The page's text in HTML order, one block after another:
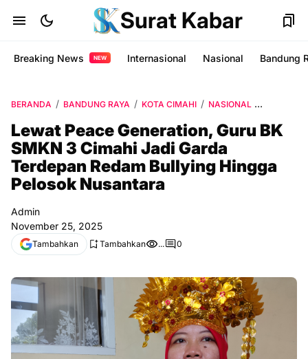
Surat Kabar
Breaking News NEW Internasional Nasional Bandung
BERANDA BANDUNG RAYA KOTA CIMAHI NASIONAL
Lewat Peace Generation, Guru BK
SMKN 3 Cimahi Jadi Garda
Terdepan Redam Bullying Hingga
Pelosok Nusantara
Admin
November 25, 2025
Tambahkan Tambahkan ... 0